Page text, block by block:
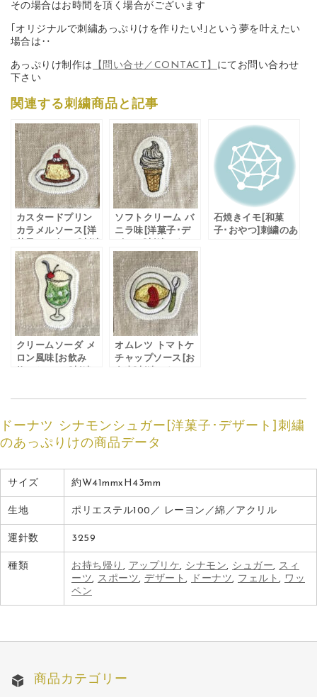
その場合はお時間を頂く場合がございます
｢オリジナルで刺繍あっぷりけを作りたい!｣という夢を叶えたい
場合は‥
あっぷりけ制作は 【問い合せ／CONTACT】 にてお問い合わせ
下さい
関連する刺繍商品と記事
カスタードプリン
カラメルソース[洋
のあっぷりけ
ソフトクリーム バ
ニラ味[洋菓子･デ
ぷりけ
石焼きイモ[和菓
子･おやつ]刺繍のあ
クリームソーダ メ
ロン風味[お飲み
オムレツ トマトケ
チャップソース[お
ドーナツ シナモンシュガー[洋菓子･デザート]刺繍
のあっぷりけの商品データ
サイズ 約W41mmxH43mm
生地 ポリエステル100／ レーヨン／綿／アクリル
運針数 3259
種類 お持ち帰り , アップリケ, シナモン, シュガー, スィ
ーツ, スポーツ, デザート , ドーナツ, フェルト , ワッ
ペン
商品カテゴリー